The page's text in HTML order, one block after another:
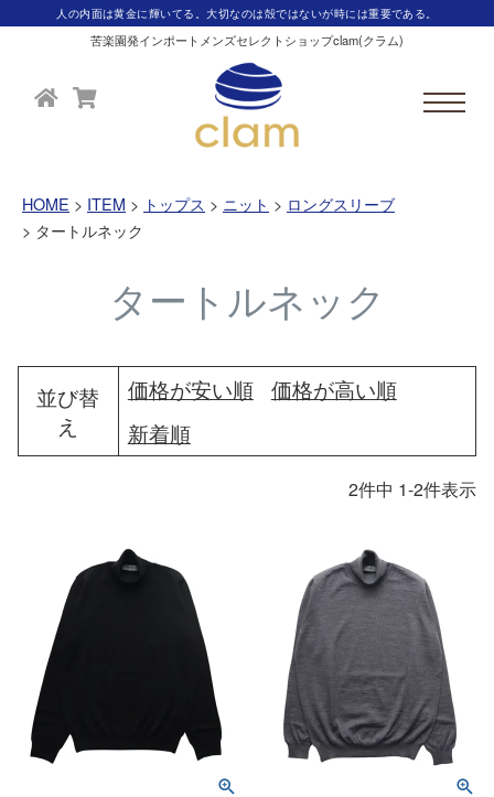
人の内面は黄金に輝いてる。大切なのは殻ではないが時には重要である。
苦楽園発インポートメンズセレクトショップclam(クラム)
HOME ITEM トップス ニット
ロングスリーブ
タートルネック
タートルネック
並び替
え
価格が安い順
価格が高い順
新着順
2件中 1-2件表示